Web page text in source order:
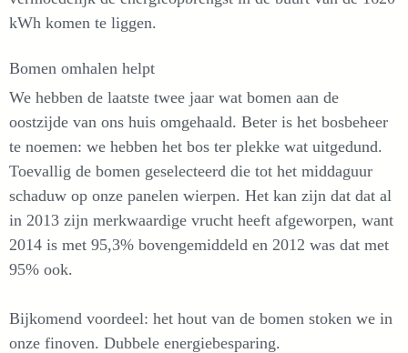
kWh komen te liggen.
Bomen omhalen helpt
We hebben de laatste twee jaar wat bomen aan de
oostzijde van ons huis omgehaald. Beter is het bosbeheer
te noemen: we hebben het bos ter plekke wat uitgedund.
Toevallig de bomen geselecteerd die tot het middaguur
schaduw op onze panelen wierpen. Het kan zijn dat dat al
in 2013 zijn merkwaardige vrucht heeft afgeworpen, want
2014 is met 95,3% bovengemiddeld en 2012 was dat met
95% ook.
Bijkomend voordeel: het hout van de bomen stoken we in
onze finoven. Dubbele energiebesparing.